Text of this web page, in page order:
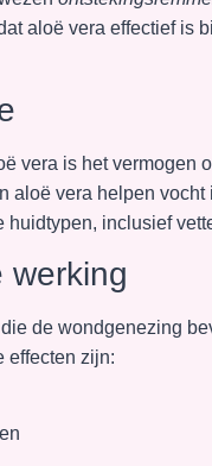
aloë vera effectief is
vera is het vermogen
aloë vera helpen
huidtypen, inclusief
werking
de wondgenezing
effecten zijn: